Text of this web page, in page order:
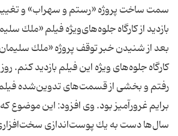
سمت ساخت پروژه «رستم و سهراب» و
بازدید از كارگاه جلوه‌های‌ویژه فیلم «ملك
بعد از شنیدن خبر توقف پروژه «ملك
كارگاه جلوه‌های ویژه این فیلم بازدید كنم.
رفتم و بخشی از قسمت‌های تدوین‌شده فیلم
برایم غرورآمیز بود. وی افزود: این موضوع
سال‌ها دست به یك پوست‌اندازی سخت‌افزاری